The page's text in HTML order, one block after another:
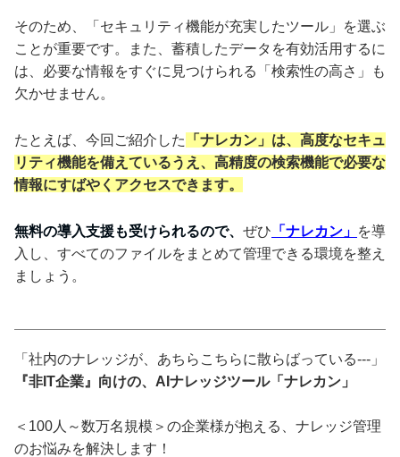
そのため、「セキュリティ機能が充実したツール」を選ぶ
ことが重要です。また、蓄積したデータを有効活用するに
は、必要な情報をすぐに見つけられる「検索性の高さ」も
欠かせません。
たとえば、今回ご紹介した
「ナレカン」は、高度なセキュ
リティ機能を備えているうえ、高精度の検索機能で必要な
情報にすばやくアクセスできます。
無料の導入支援も受けられるので、 ぜひ 「ナレカン」 を導
入し、すべてのファイルをまとめて管理できる環境を整え
ましょう。
「社内のナレッジが、あちらこちらに散らばっている---」
『非IT企業』向けの、AIナレッジツール「ナレカン」
＜100人～数万名規模＞の企業様が抱える、ナレッジ管理
のお悩みを解決します！